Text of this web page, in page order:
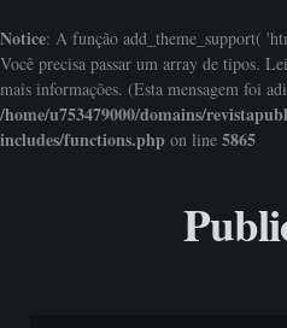
Notice: A função add_theme_support(
Você precisa passar um array de tipos.
mais informações. (Esta mensagem foi
/home/u753479000/domains/
includes/functions.php on line 5865